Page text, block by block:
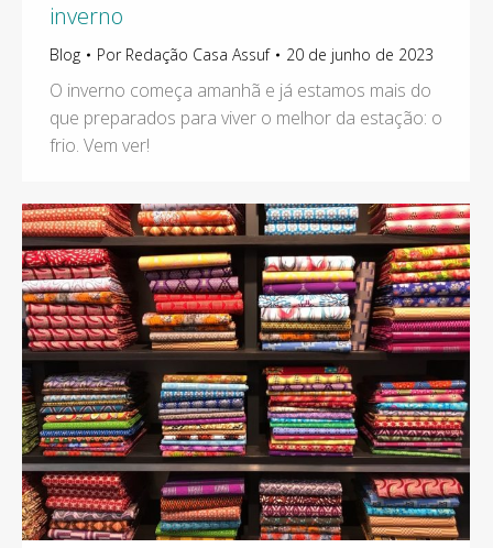
inverno
Blog Por Redação Casa Assuf 20 de junho de 2023
O inverno começa amanhã e já estamos mais do
que preparados para viver o melhor da estação: o
frio. Vem ver!